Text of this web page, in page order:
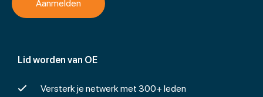
Lid worden van OE
Versterk je netwerk met 300+ leden